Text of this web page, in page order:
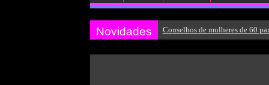
Novidades Conselhos de mulheres de 60